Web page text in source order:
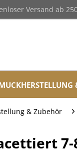
Versand ab
& Zubehör